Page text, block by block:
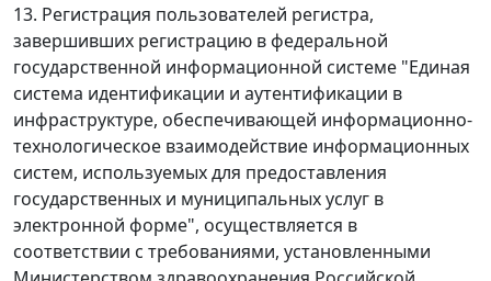
13. Регистрация пользователей регистра,
завершивших регистрацию в федеральной
государственной информационной системе "Единая
система идентификации и аутентификации в
инфраструктуре, обеспечивающей информационно-
технологическое взаимодействие информационных
систем, используемых для предоставления
государственных и муниципальных услуг в
электронной форме", осуществляется в
соответствии с требованиями, установленными